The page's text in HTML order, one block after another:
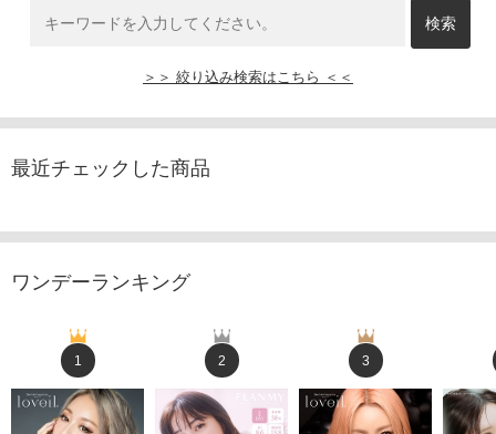
＞＞ 絞り込み検索はこちら ＜＜
最近チェックした商品
ワンデーランキング
1 2 3